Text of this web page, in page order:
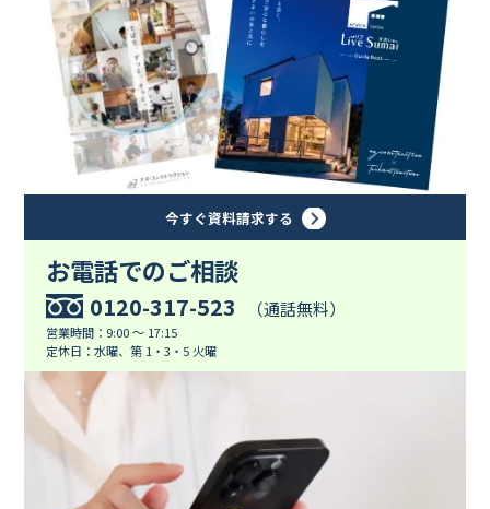
今すぐ資料請求する
お電話でのご相談
0120-317-523 （通話無料）
営業時間：9:00 ～ 17:15
定休日：水曜、第 1・3・5 火曜